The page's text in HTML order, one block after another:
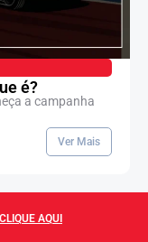
é?
a campanha
Ver Mais
CLIQUE AQUI